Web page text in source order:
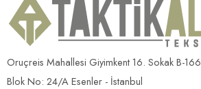
Oruçreis Mahallesi Giyimkent 16. Sokak B-166
Blok No: 24/A Esenler - İstanbul